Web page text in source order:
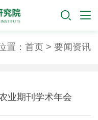
置： 首页> 要闻资讯
业期刊学术年会